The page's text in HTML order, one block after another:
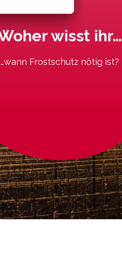
wisst ihr…
…wann Frostschutz nötig ist?